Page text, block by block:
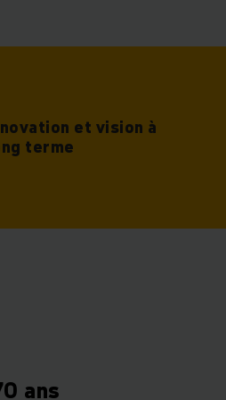
et vision à
terme
ans